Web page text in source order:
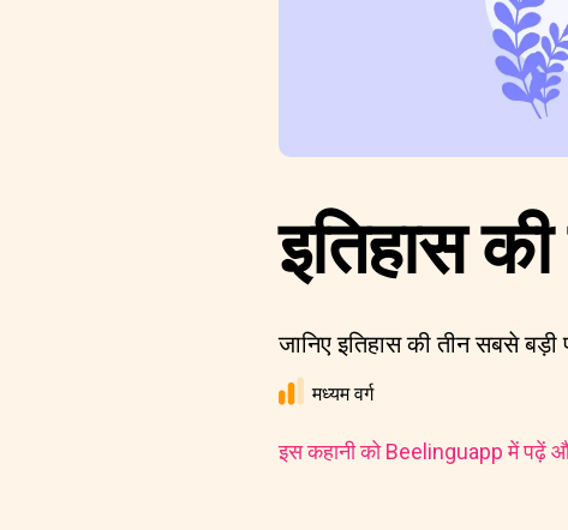
इतिहास
जानिए इतिहास की तीन सबसे बड़ी
मध्यम वर्ग
इस कहानी को Beelinguapp में पढ़ें